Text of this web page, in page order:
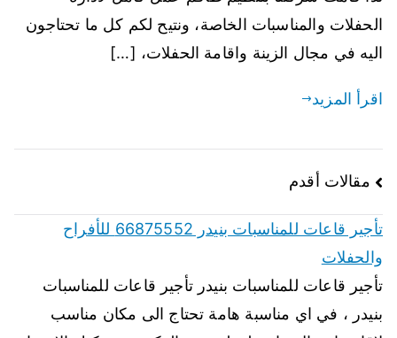
الحفلات والمناسبات الخاصة، ونتيح لكم كل ما تحتاجون
اليه في مجال الزينة واقامة الحفلات، […]
اقرأ المزيد
مقالات أقدم
تأجير قاعات للمناسبات بنيدر 66875552 للأفراح
والحفلات
تأجير قاعات للمناسبات بنيدر تأجير قاعات للمناسبات
بنيدر ، في اي مناسبة هامة تحتاج الى مكان مناسب